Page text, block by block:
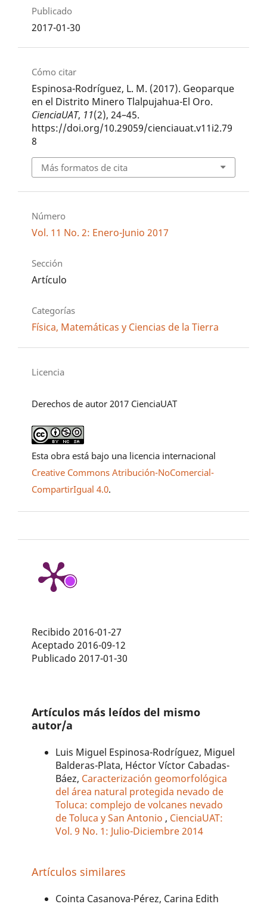
Publicado
2017-01-30
Cómo citar
Espinosa-Rodríguez, L. M. (2017). Geoparque
en el Distrito Minero Tlalpujahua-El Oro.
CienciaUAT, 11(2), 24–45.
https://doi.org/10.29059/cienciauat.v11i2.79
8
Más formatos de cita
Número
Vol. 11 No. 2: Enero-Junio 2017
Sección
Artículo
Categorías
Física, Matemáticas y Ciencias de la Tierra
Licencia
Derechos de autor 2017 CienciaUAT
Esta obra está bajo una licencia internacional
Creative Commons Atribución-NoComercial-
CompartirIgual 4.0.
Recibido 2016-01-27
Aceptado 2016-09-12
Publicado 2017-01-30
Artículos más leídos del mismo
autor/a
Luis Miguel Espinosa-Rodríguez, Miguel
Balderas-Plata, Héctor Víctor Cabadas-
Báez, Caracterización geomorfológica
del área natural protegida nevado de
Toluca: complejo de volcanes nevado
de Toluca y San Antonio , CienciaUAT:
Vol. 9 No. 1: Julio-Diciembre 2014
Artículos similares
Cointa Casanova-Pérez, Carina Edith